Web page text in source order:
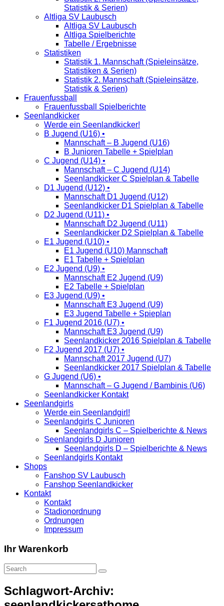
Statistik & Serien)
Altliga SV Laubusch
Altliga SV Laubusch
Altliga Spielberichte
Tabelle / Ergebnisse
Statistiken
Statistik 1. Mannschaft (Spieleinsätze,
Statistiken & Serien)
Statistik 2. Mannschaft (Spieleinsätze,
Statistik & Serien)
Frauenfussball
Frauenfussball Spielberichte
Seenlandkicker
Werde ein Seenlandkicker!
B Jugend (U16) •
Mannschaft – B Jugend (U16)
B Junioren Tabelle + Spielplan
C Jugend (U14) •
Mannschaft – C Jugend (U14)
Seenlandkicker C Spielplan & Tabelle
D1 Jugend (U12) •
Mannschaft D1 Jugend (U12)
Seenlandkicker D1 Spielplan & Tabelle
D2 Jugend (U11) •
Mannschaft D2 Jugend (U11)
Seenlandkicker D2 Spielplan & Tabelle
E1 Jugend (U10) •
E1 Jugend (U10) Mannschaft
E1 Tabelle + Spielplan
E2 Jugend (U9) •
Mannschaft E2 Jugend (U9)
E2 Tabelle + Spielplan
E3 Jugend (U9) •
Mannschaft E3 Jugend (U9)
E3 Jugend Tabelle + Spieplan
F1 Jugend 2016 (U7) •
Mannschaft E3 Jugend (U9)
Seenlandkicker 2016 Spielplan & Tabelle
F2 Jugend 2017 (U7) •
Mannschaft 2017 Jugend (U7)
Seenlandkicker 2017 Spielplan & Tabelle
G Jugend (U6) •
Mannschaft – G Jugend / Bambinis (U6)
Seenlandkicker Kontakt
Seenlandgirls
Werde ein Seenlandgirl!
Seenlandgirls C Junioren
Seenlandgirls C – Spielberichte & News
Seenlandgirls D Junioren
Seenlandgirls D – Spielberichte & News
Seenlandgirls Kontakt
Shops
Fanshop SV Laubusch
Fanshop Seenlandkicker
Kontakt
Kontakt
Stadionordnung
Ordnungen
Impressum
Ihr Warenkorb
Schlagwort-Archiv: